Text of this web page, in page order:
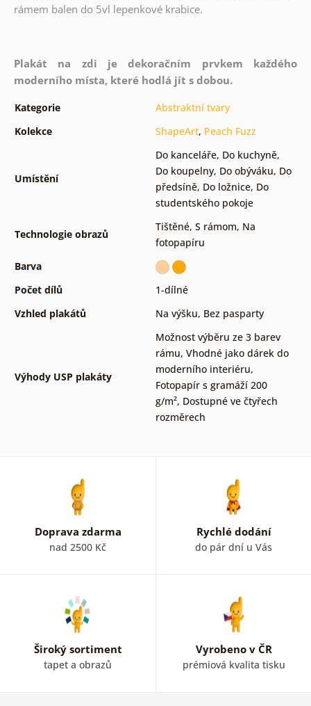
rámem balen do 5vl lepenkové krabice.
Plakát na zdi je dekoračním prvkem každého
moderního místa, které hodlá jít s dobou.
Kategorie
Abstraktní tvary
Kolekce
ShapeArt, Peach Fuzz
Umístění
Do kanceláře, Do kuchyně,
Do koupelny, Do obýváku, Do
předsíně, Do ložnice, Do
studentského pokoje
Technologie obrazů
Tištěné, S rámom, Na
fotopapíru
Barva
Počet dílů
1-dílné
Vzhled plakátů
Na výšku, Bez pasparty
Výhody USP plakáty
Možnost výběru ze 3 barev
rámu, Vhodné jako dárek do
moderního interiéru,
Fotopapír s gramáží 200
g/m², Dostupné ve čtyřech
rozměrech
Doprava zdarma
nad 2500 Kč
Rychlé dodání
do pár dní u Vás
Široký sortiment
tapet a obrazů
Vyrobeno v ČR
prémiová kvalita tisku